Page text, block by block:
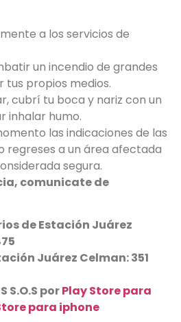
a los servicios de
un incendio de grandes
tus propios medios.
cubrí tu boca y nariz con un
inhalar humo.
las indicaciones de las
regreses a un área afectada
segura.
comunicate de
de Estación Juárez
Juárez Celman: 351
S.O.S porPlay Store para
para iphone